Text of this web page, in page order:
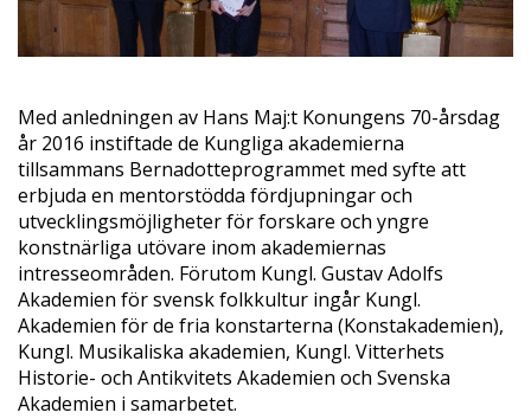
Med anledningen av Hans Maj:t Konungens 70-årsdag
år 2016 instiftade de Kungliga akademierna
tillsammans Bernadotteprogrammet med syfte att
erbjuda en mentorstödda fördjupningar och
utvecklingsmöjligheter för forskare och yngre
konstnärliga utövare inom akademiernas
intresseområden. Förutom Kungl. Gustav Adolfs
Akademien för svensk folkkultur ingår Kungl.
Akademien för de fria konstarterna (Konstakademien),
Kungl. Musikaliska akademien, Kungl. Vitterhets
Historie- och Antikvitets Akademien och Svenska
Akademien i samarbetet.